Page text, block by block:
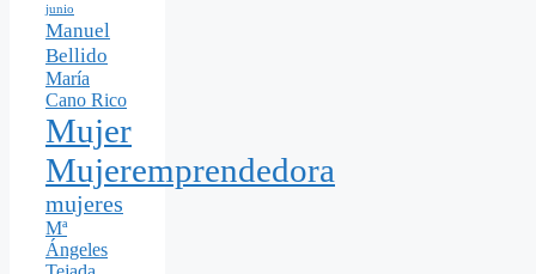
junio
Manuel
Bellido
María
Cano Rico
Mujer
Mujeremprendedora
mujeres
Mª
Ángeles